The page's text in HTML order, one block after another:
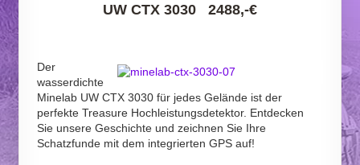
UW CTX 3030 2488,-€
Der
wasserdichte
Minelab UW CTX 3030 für jedes Gelände ist der
perfekte Treasure Hochleistungsdetektor. Entdecken
Sie unsere Geschichte und zeichnen Sie Ihre
Schatzfunde mit dem integrierten GPS auf!